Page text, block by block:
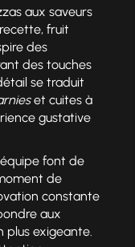
aux saveurs
fruit
des
des touches
se traduit
et cuites à
gustative
font de
de
constante
aux
exigeante.